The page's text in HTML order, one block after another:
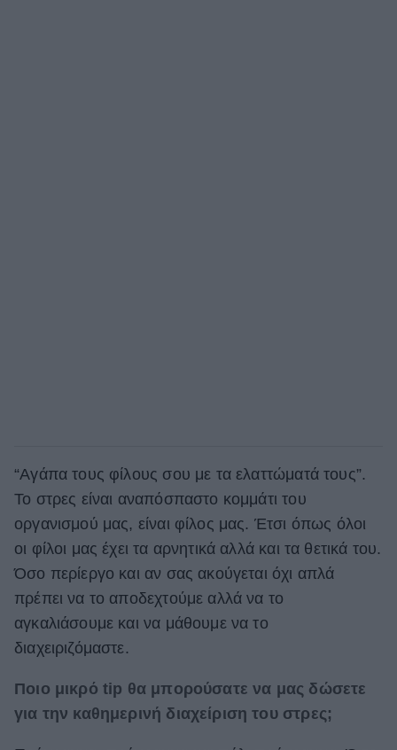
“Αγάπα τους φίλους σου με τα ελαττώματά τους”.
Το στρες είναι αναπόσπαστο κομμάτι του
οργανισμού μας, είναι φίλος μας. Έτσι όπως όλοι
οι φίλοι μας έχει τα αρνητικά αλλά και τα θετικά του.
Όσο περίεργο και αν σας ακούγεται όχι απλά
πρέπει να το αποδεχτούμε αλλά να το
αγκαλιάσουμε και να μάθουμε να το
διαχειριζόμαστε.
Ποιο μικρό tip θα μπορούσατε να μας δώσετε
για την καθημερινή διαχείριση του στρες;